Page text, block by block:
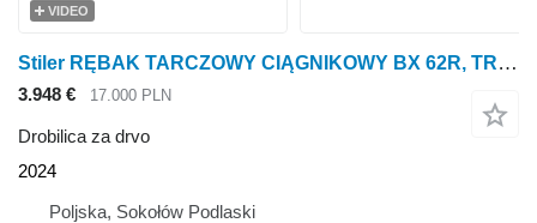
VIDEO
Stiler RĘBAK TARCZOWY CIĄGNIKOWY BX 62R, TRACTOR WOOD CHIPPER 15CM
3.948 € 17.000 PLN
Drobilica za drvo
2024
Poljska, Sokołów Podlaski